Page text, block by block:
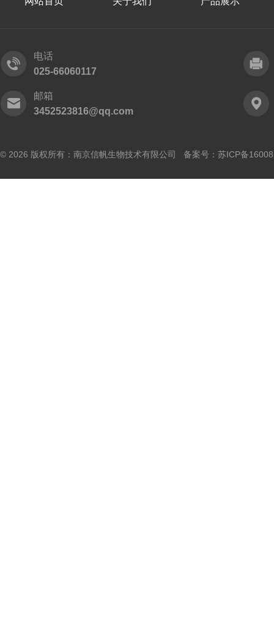
电话
025-66060117
邮箱
3452523816@qq.com
© 2026 版权所有：南京信帆生物技术有限公司 备案号： 苏ICP备